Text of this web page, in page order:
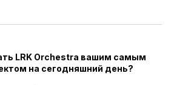
LRK Orchestra вашим самым
на сегодняшний день?